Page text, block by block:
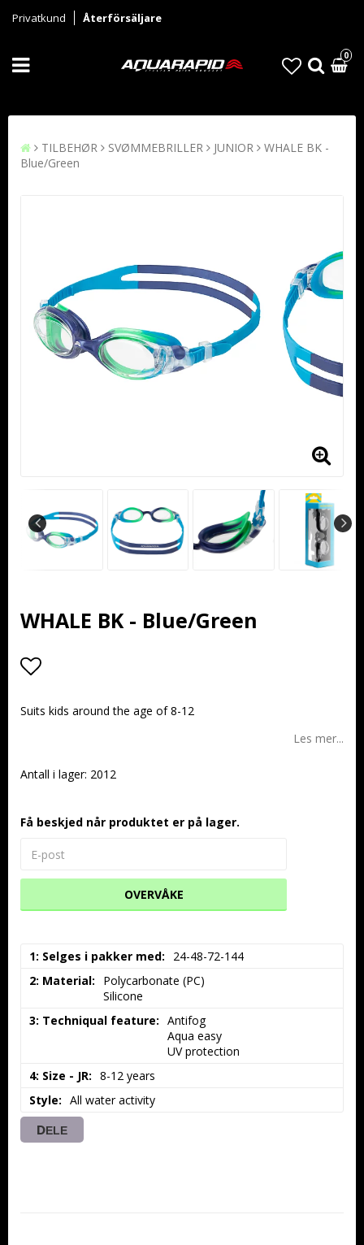
Privatkund Återförsäljare
0
TILBEHØR SVØMMEBRILLER JUNIOR
WHALE BK -
Blue/Green
WHALE BK - Blue/Green
Add to list of favorites
Suits kids around the age of 8-12
Les mer...
Antall i lager: 2012
Få beskjed når produktet er på lager.
OVERVÅKE
1: Selges i pakker med
24-48-72-144
2: Material
Polycarbonate (PC)
Silicone
3: Techniqual feature
Antifog
Aqua easy
UV protection
4: Size - JR
8-12 years
Style
All water activity
DELE